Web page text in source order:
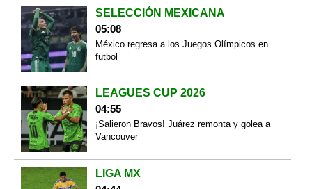
SELECCIÓN MEXICANA
05:08
México regresa a los Juegos Olímpicos en
futbol
LEAGUES CUP 2026
04:55
¡Salieron Bravos! Juárez remonta y golea a
Vancouver
LIGA MX